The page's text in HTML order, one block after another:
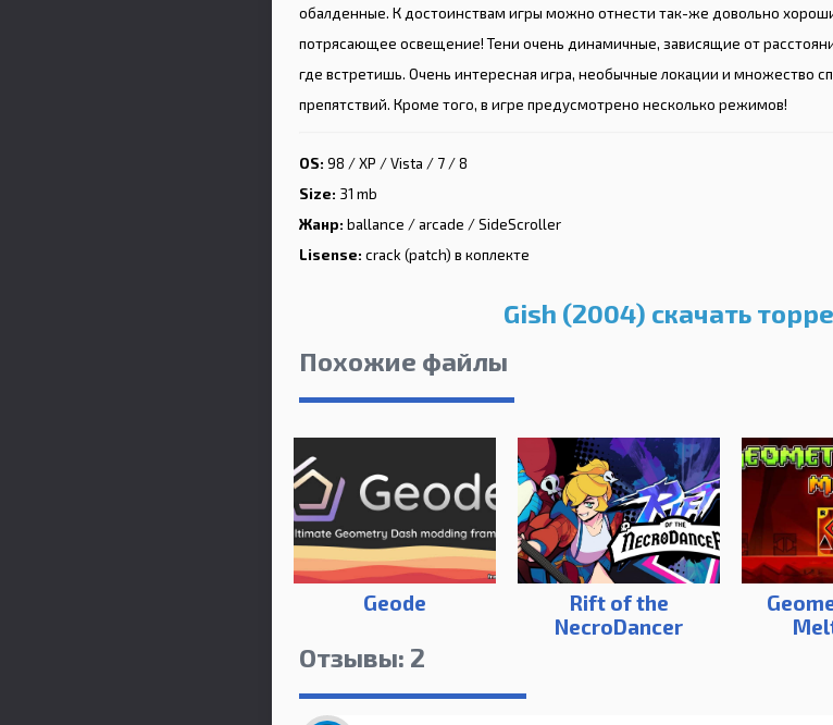
обалденные. К достоинствам игры можно отнести так-же довольно
потрясающее освещение! Тени очень динамичные, зависящие от
где встретишь. Очень интересная игра, необычные локации и множество
препятствий. Кроме того, в игре предусмотрено несколько режимов!
OS: 98 / XP / Vista / 7 / 8
Size: 31 mb
Жанр: ballance / arcade / SideScroller
Lisense: crack (patch) в коплекте
Gish (2004) скачать
Похожие файлы
Geode
Rift of the
NecroDancer
Отзывы: 2